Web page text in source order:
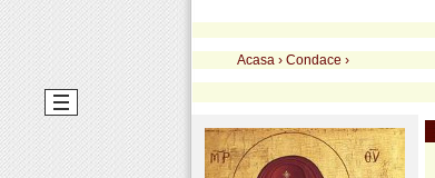
Acasa › Condace ›